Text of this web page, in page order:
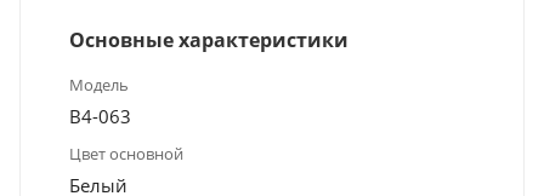
Основные характеристики
Модель
В4-063
Цвет основной
Белый